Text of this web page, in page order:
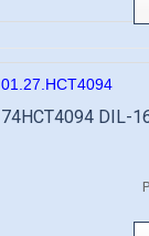
01.27.HCT4094
74HCT4094 DIL-